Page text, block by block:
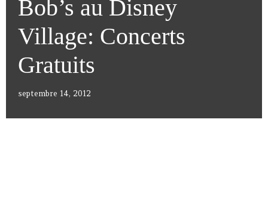
Bob’s au Disney
Village: Concerts
Gratuits
septembre 14, 2012